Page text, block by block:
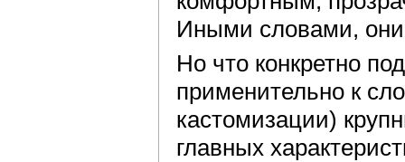
Иными словами, они
Но что конкретно
применительно к
кастомизации)
главных